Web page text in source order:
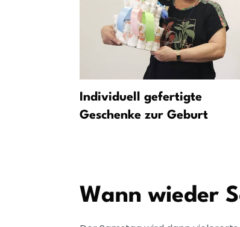
Individuell gefertigte
Geschenke zur Geburt
Wann wieder